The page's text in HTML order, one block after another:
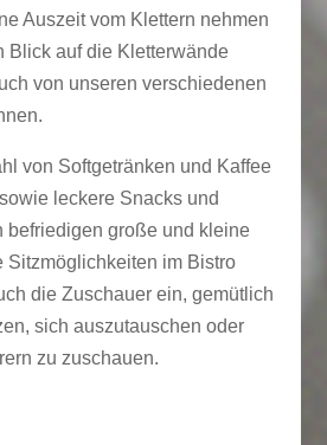
Auszeit vom Klettern nehmen
Blick auf die Kletterwände
von unseren verschiedenen
von Softgetränken und Kaffee
leckere Snacks und
befriedigen große und kleine
Sitzmöglichkeiten im Bistro
die Zuschauer ein, gemütlich
sich auszutauschen oder
zu zuschauen.